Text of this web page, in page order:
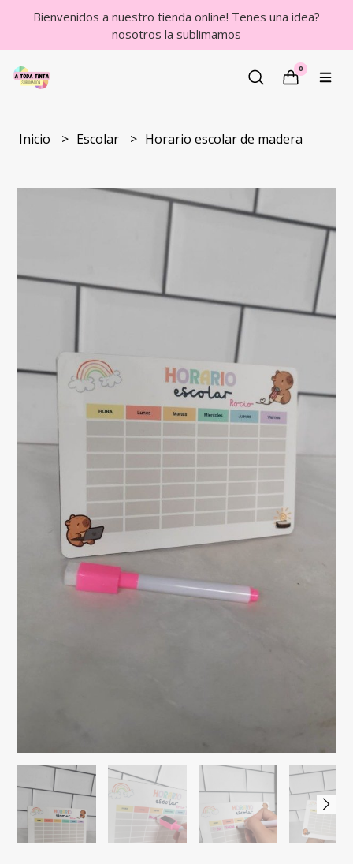
Bienvenidos a nuestro tienda online! Tenes una idea?
nosotros la sublimamos
0
Inicio Escolar Horario escolar de madera